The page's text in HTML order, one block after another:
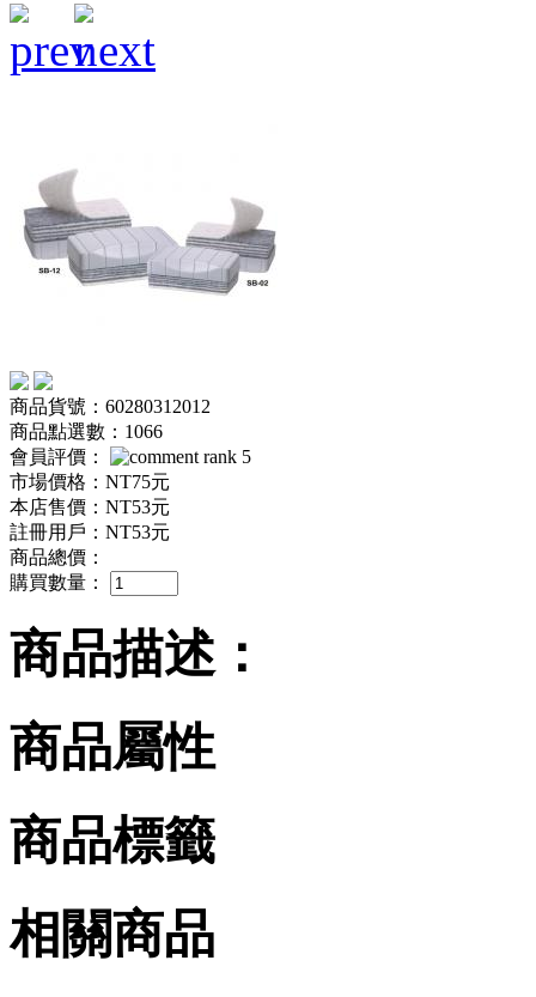
商品貨號：60280312012
商品點選數：1066
會員評價：
市場價格： NT75元
本店售價： NT53元
註冊用戶： NT53元
商品總價：
購買數量：
商品描述：
商品屬性
商品標籤
相關商品